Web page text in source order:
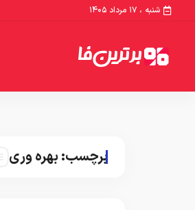
شنبه ، ۱۷ مرداد ۱۴۰۵
برچسب:بهره وری